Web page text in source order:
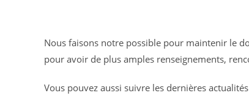
Nationale
pour
PPL
Nous faisons notre possible pour maintenir le
pour avoir de plus amples renseignements,
Vous pouvez aussi suivre les dernières